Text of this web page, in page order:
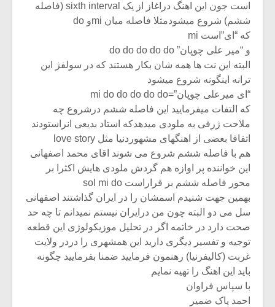
است جون این اهنگ دراغاز از یک sixth interval (فاصله
ششم) شروع میشودمثلا فاصله میان miو do
که “ای”است mi
و “میر علی چوپان” do do do do do
البته این نت ها همه شان بکار هستند که در سولفژ این
ترانه اینگونه شروع میشود
“ای میرعلی چوپان”=mi do do do do do
که التفات میفرمایید این فاصله ششم درشروع چه
ملاحت ژرفی به ملودی میدهدکه استاد بدیعی انراستودند
اتفاقا بعضی از اهنگهای مشهوردنیا مثل love story
هم با فاصله ششم شروع می شوند اقای محمد اصفهانی
این خواننده پر اوازه هم گردش ملودی هایش اکثرا بر
محور فاصله ششم بر قراراست sol mi do
بهمین جهت شنیدم اسمشان را در ایران گذاشتند اصفهانی
سل می دو البته چون من درایران نیستم نمیدانم تا چه حد
صحت دارد در خاتمه اگر در تحلیل موزیکولوژی این قطعه
توجیه و تفسیر دیگری دارید این همشهری را دردر ولایت
غربت (کالیفرنیا) رهنمون فرمایید ضمنا بفرمایید چگونه
باید این اهنگ را تهیه نمایم
با سپاس فراوان
احمد پاک ضمیر